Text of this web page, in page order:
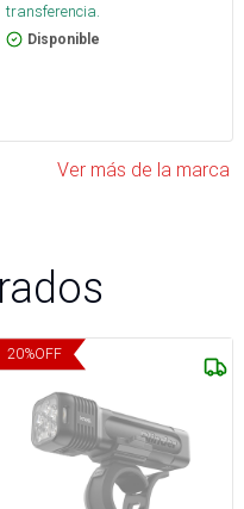
transferencia.
Disponible
Ver más de la marca
20%OFF